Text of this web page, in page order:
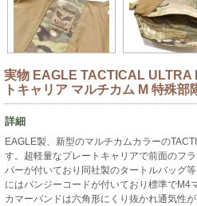
実物 EAGLE TACTICAL ULTRA
トキャリア マルチカム M 特殊部
詳細
EAGLE製、新型のマルチカムカラーの
す。超軽量なプレートキャリアで前面のフ
パーが付いており同社製のタートルバッグ
にはバンジーコードが付いており標準でM4
カマーバンドは六角形にくり抜かれ通気性